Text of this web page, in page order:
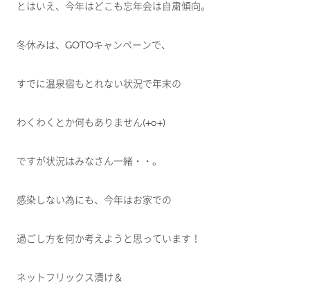
とはいえ、今年はどこも忘年会は自粛傾向。
冬休みは、GOTOキャンペーンで、
すでに温泉宿もとれない状況で年末の
わくわくとか何もありません(+o+)
ですが状況はみなさん一緒・・。
感染しない為にも、今年はお家での
過ごし方を何か考えようと思っています！
ネットフリックス漬け＆